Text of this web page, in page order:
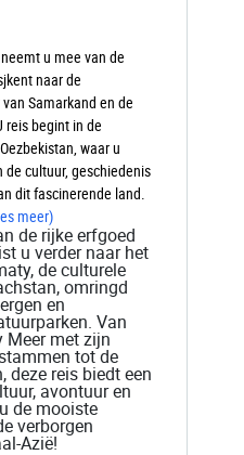
u mee van de
naar de
Samarkand en de
reis begint in de
waar u
cultuur, geschiedenis
dit fascinerende land.
meer)
de rijke erfgoed
u verder naar het
de culturele
omringd
en
Van
Meer met zijn
tot de
deze reis biedt een
avontuur en
de mooiste
verborgen
Azië!